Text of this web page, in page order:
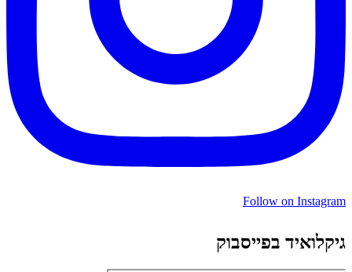
Follow on Instagram
גיקלואיד בפייסבוק